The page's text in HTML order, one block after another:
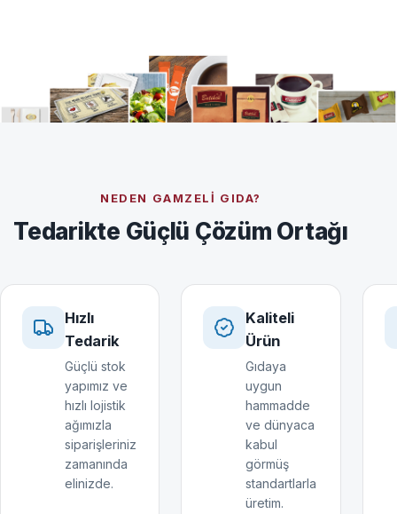
NEDEN GAMZELI GIDA?
Tedarikte Güçlü Çözüm Ortağı
Hızlı
Tedarik
Güçlü stok
yapımız ve
hızlı lojistik
ağımızla
siparişleriniz
zamanında
elinizde.
Kaliteli
Ürün
Gıdaya
uygun
hammadde
ve dünyaca
kabul
görmüş
standartlarla
üretim.